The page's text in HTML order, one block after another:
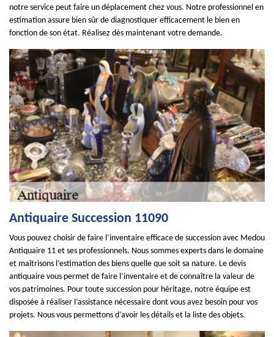
notre service peut faire un déplacement chez vous. Notre professionnel en
estimation assure bien sûr de diagnostiquer efficacement le bien en
fonction de son état. Réalisez dès maintenant votre demande.
Antiquaire Succession 11090
Vous pouvez choisir de faire l’inventaire efficace de succession avec Medou
Antiquaire 11 et ses professionnels. Nous sommes experts dans le domaine
et maîtrisons l’estimation des biens quelle que soit sa nature. Le devis
antiquaire vous permet de faire l’inventaire et de connaître la valeur de
vos patrimoines. Pour toute succession pour héritage, notre équipe est
disposée à réaliser l’assistance nécessaire dont vous avez besoin pour vos
projets. Nous vous permettons d’avoir les détails et la liste des objets.